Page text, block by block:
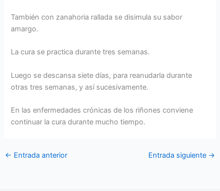
También con zanahoria rallada se disimula su sabor
amargo.
La cura se practica durante tres semanas.
Luego se descansa siete días, para reanudarla durante
otras tres semanas, y así sucesivamente.
En las enfermedades crónicas de los riñones conviene
continuar la cura durante mucho tiempo.
← Entrada anterior Entrada siguiente →